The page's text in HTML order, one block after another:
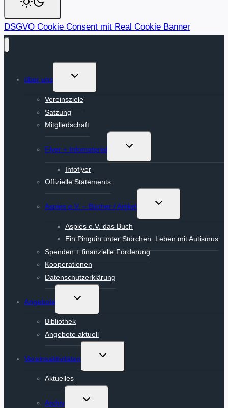
DSGVO Cookie Consent mit Real Cookie Banner
über uns
Untermenü
Vereinsziele
Satzung
Mitgliedschaft
Flyer + Infomaterial
Untermenü
Infoflyer
Offizielle Statements
Aspies e.V. – Bücher / Artikel
Untermenü
Aspies e.V. das Buch
Ein Pinguin unter Störchen. Leben mit Autismus
Spenden + finanzielle Förderung
Kooperationen
Datenschutzerklärung
Angebote
Untermenü
Bibliothek
Angebote aktuell
Vereinsaktivitäten
Untermenü
Aktuelles
Archiv
Untermenü